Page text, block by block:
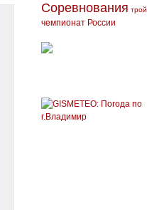
Соревнования
чемпионат России